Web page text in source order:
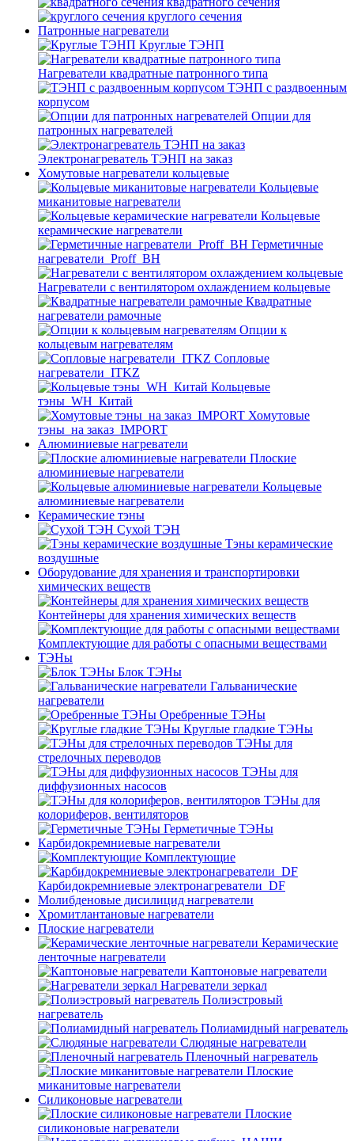
круглого сечения
Патронные нагреватели
Круглые ТЭНП
Нагреватели квадратные патронного типа
ТЭНП с раздвоенным
корпусом
Опции для
патронных нагревателей
Электронагреватель ТЭНП на заказ
Хомутовые нагреватели кольцевые
Кольцевые
миканитовые нагреватели
Кольцевые
керамические нагреватели
Герметичные
нагреватели_Proff_BH
Нагреватели с вентилятором охлаждением кольцевые
Квадратные
нагреватели рамочные
Опции к
кольцевым нагревателям
Cопловые
нагреватели_ITKZ
Кольцевые
тэны_WH_Китай
Хомутовые
тэны_на заказ_IMPORT
Алюминиевые нагреватели
Плоские
алюминиевые нагреватели
Кольцевые
алюминиевые нагреватели
Керамические тэны
Сухой ТЭН
Тэны керамические
воздушные
Оборудование для хранения и транспортировки
химических веществ
Контейнеры для хранения химических веществ
Комплектующие для работы с опасными веществами
ТЭНы
Блок ТЭНы
Гальванические
нагреватели
Оребренные ТЭНы
Круглые гладкие ТЭНы
ТЭНы для
стрелочных переводов
ТЭНы для
диффузионных насосов
ТЭНы для
колориферов, вентиляторов
Герметичные ТЭНы
Карбидокремниевые нагреватели
Комплектующие
Карбидокремниевые электронагреватели_DF
Молибденовые дисилицид нагреватели
Хромитлантановые нагреватели
Плоские нагреватели
Керамические
ленточные нагреватели
Каптоновые нагреватели
Нагреватели зеркал
Полиэстровый
нагреватель
Полиамидный нагреватель
Слюдяные нагреватели
Пленочный нагреватель
Плоские
миканитовые нагреватели
Силиконовые нагреватели
Плоские
силиконовые нагреватели